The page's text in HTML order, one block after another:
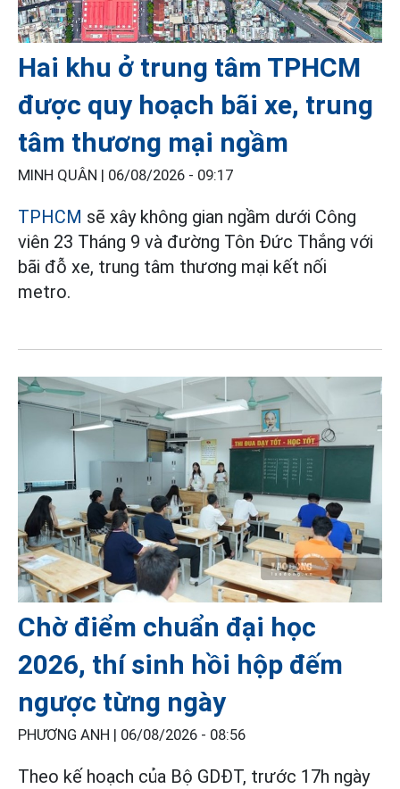
Hai khu ở trung tâm TPHCM
được quy hoạch bãi xe, trung
tâm thương mại ngầm
MINH QUÂN | 06/08/2026 - 09:17
TPHCM sẽ xây không gian ngầm dưới Công
viên 23 Tháng 9 và đường Tôn Đức Thắng với
bãi đỗ xe, trung tâm thương mại kết nối
metro.
Chờ điểm chuẩn đại học
2026, thí sinh hồi hộp đếm
ngược từng ngày
PHƯƠNG ANH | 06/08/2026 - 08:56
Theo kế hoạch của Bộ GDĐT, trước 17h ngày